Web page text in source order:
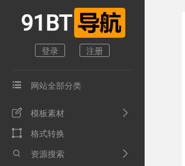
登录 注册
 网站全部分类
 模板素材
 格式转换
 资源搜索